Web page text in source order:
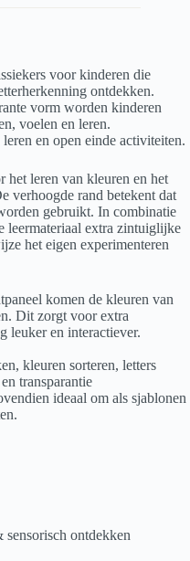
voor kinderen die
ontdekken.
vorm worden kinderen
voelen en leren.
en open einde activiteiten.
leren van kleuren en het
verhoogde rand betekent dat
gebruikt. In combinatie
leermateriaal extra zintuiglijke
het eigen experimenteren
komen de kleuren van
Dit zorgt voor extra
leuker en interactiever.
kleuren sorteren, letters
transparantie
ideaal om als sjablonen
ontdekken